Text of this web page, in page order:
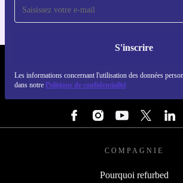
S'inscrire
Les informations concernant l'utilisation des données
dans notre Politique de confidentialité
COMPAGNIE
Pourquoi refurbed